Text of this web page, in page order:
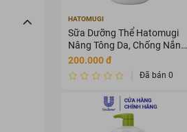
HATOMUGI
Sữa Dưỡng Thể Hatomugi
Nâng Tông Da, Chống Nắng
250ml
200.000 đ
Đã bán 0